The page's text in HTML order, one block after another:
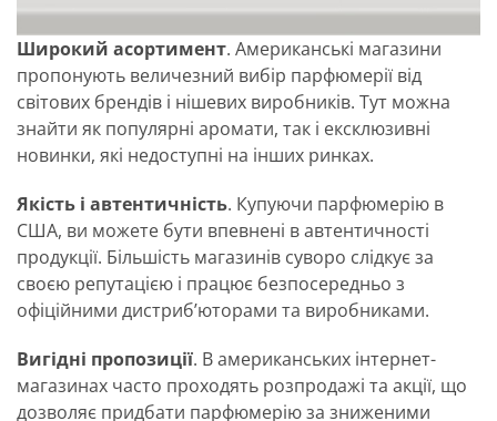
Широкий асортимент. Американські магазини
пропонують величезний вибір парфюмерії від
світових брендів і нішевих виробників. Тут можна
знайти як популярні аромати, так і ексклюзивні
новинки, які недоступні на інших ринках.
Якість і автентичність. Купуючи парфюмерію в
США, ви можете бути впевнені в автентичності
продукції. Більшість магазинів суворо слідкує за
своєю репутацією і працює безпосередньо з
офіційними дистриб’юторами та виробниками.
Вигідні пропозиції. В американських інтернет-
магазинах часто проходять розпродажі та акції, що
дозволяє придбати парфюмерію за зниженими